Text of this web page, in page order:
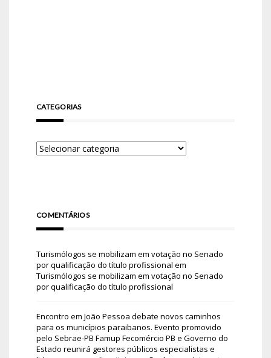
CATEGORIAS
COMENTÁRIOS
Turismólogos se mobilizam em votação no Senado
por qualificação do título profissional em
Turismólogos se mobilizam em votação no Senado
por qualificação do título profissional
Encontro em João Pessoa debate novos caminhos
para os municípios paraibanos. Evento promovido
pelo Sebrae-PB Famup Fecomércio PB e Governo do
Estado reunirá gestores públicos especialistas e